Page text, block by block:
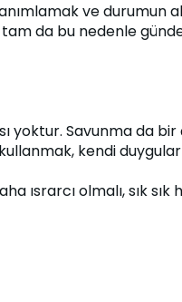
ve durumun
da bu nedenle
yoktur. Savunma da
kendi
ısrarcı olmalı, sık sık